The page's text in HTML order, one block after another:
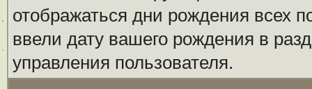
отображаться дни рождения всех
ввели дату вашего рождения в
управления пользователя.